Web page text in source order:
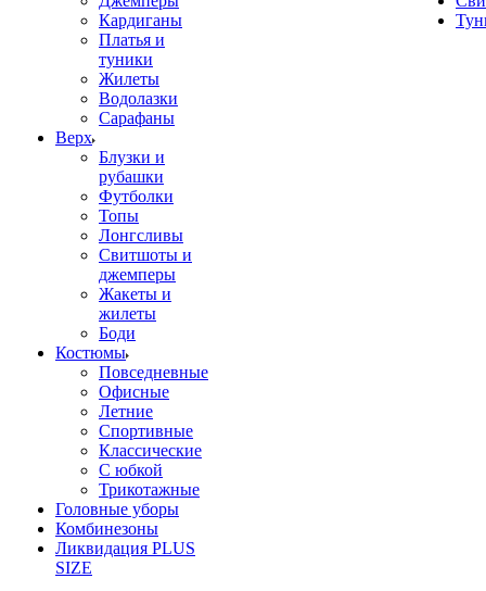
Кардиганы
Платья и
туники
Жилеты
Водолазки
Сарафаны
Верх
Блузки и
рубашки
Футболки
Топы
Лонгсливы
Свитшоты и
джемперы
Жакеты и
жилеты
Боди
Костюмы
Повседневные
Офисные
Летние
Спортивные
Классические
С юбкой
Трикотажные
Головные уборы
Комбинезоны
Ликвидация PLUS
SIZE